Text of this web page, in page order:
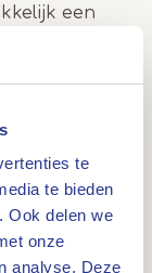
te
te bieden
Ook delen we
onze
analyse. Deze
een
en start
je
bij een